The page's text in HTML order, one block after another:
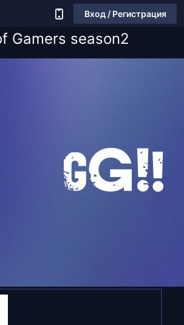
Вход / Регистрация
Gamers season2